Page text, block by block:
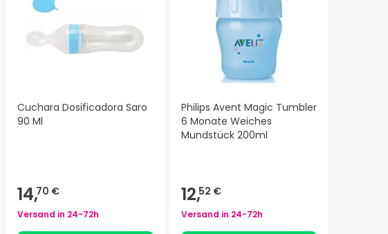
Cuchara Dosificadora Saro
90 Ml
14,70 €
Versand in 24-72h
Philips Avent Magic Tumbler
6 Monate Weiches
Mundstück 200ml
12,52 €
Versand in 24-72h